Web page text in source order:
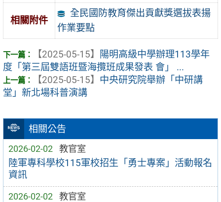
相關公告
2026-02-02 教官室
陸軍專科學校115軍校招生「勇士專案」活動報名
資訊
2026-02-02 教官室
相關附件
全民國防教育傑出貢獻獎選拔表揚
作業要點
【2025-05-15】
陽明高級中學辦理113學年
度「第三屆雙語班暨海攬班成果發表 會」 ...
【2025-05-15】 中央研究院舉辦「中研講
堂」新北場科普演講